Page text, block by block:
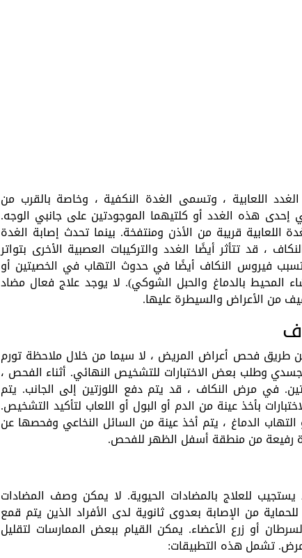
اللعابية ، وتسمى الغدة النكفية ، وخاصة بالقرب من
هذه الغدد أو كلتيهما الموجودتين على جانبي الوجه.
قريبة من الأذن ومنتفخة. بينما تحدث إصابة الغدة
70٪ أثناء مرض النكاف ، قد تتأثر أيضًا الغدد والتركيبات العصبية الأخرى بتواتر
فيروس النكاف أيضًا في حدوث التهاب في الخصيتين أو
المحيط بالدماغ والحبل الشوكي). لا يوجد علاج فعال مضاد
من الأعراض والسيطرة عليها.
طريق فحص أعراض المريض ، لا سيما من خلال ملاحظة تورم
وطلب بعض الاختبارات للتشخيص النهائي. أثناء الفحص ،
في مرض النكاف ، قد يتم دفع اللوزتين إلى الجانب. يتم
بأخذ عينة من الدم أو البول أو اللعاب لتأكيد التشخيص.
الدماغ ، يتم أخذ عينة من السائل النخاعي وفحصها عن
رفيعة من منطقة أسفل الظهر للفحص.
للعلاج بالمضادات الحيوية. لا يمكن وصف المضادات
من الإصابة بعدوى ثانوية لدى الأفراد الذين يتم قمع
أو زرع الأعضاء. يمكن القيام ببعض الممارسات لتقليل
تشمل هذه التطبيقات: